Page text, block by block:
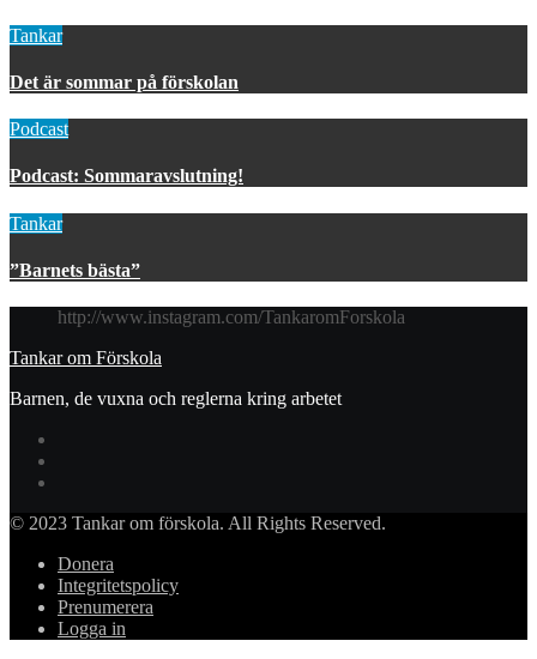
Tankar
Det är sommar på förskolan
Podcast
Podcast: Sommaravslutning!
Tankar
”Barnets bästa”
http://www.instagram.com/TankaromForskola
Tankar om Förskola
Barnen, de vuxna och reglerna kring arbetet
© 2023 Tankar om förskola. All Rights Reserved.
Donera
Integritetspolicy
Prenumerera
Logga in